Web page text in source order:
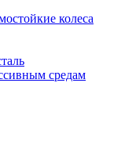
колеса
средам